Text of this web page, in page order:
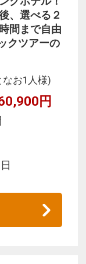
、選べる２
間まで自由
クツアーの
なお1人様)
円